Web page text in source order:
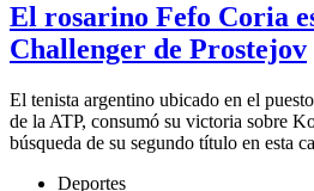
El rosarino Fefo Coria
Challenger de Prostejov
El tenista argentino ubicado en el
de la ATP, consumó su victoria sobre
búsqueda de su segundo título en esta
Deportes